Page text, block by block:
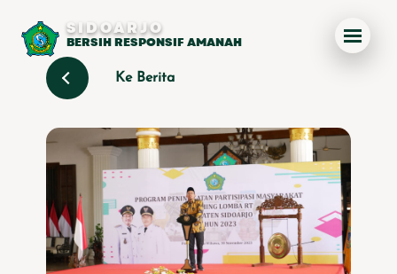
SIDOARJO
BERSIH RESPONSIF AMANAH
Ke Berita